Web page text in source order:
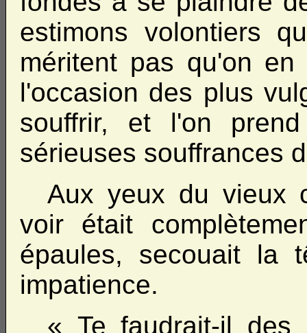
estimons volontiers
méritent pas qu'on
l'occasion des plus
souffrir, et l'on
sérieuses souffrances
Aux yeux du vieux
voir était
épaules, secouait la
impatience.
« Te faudrait-il des